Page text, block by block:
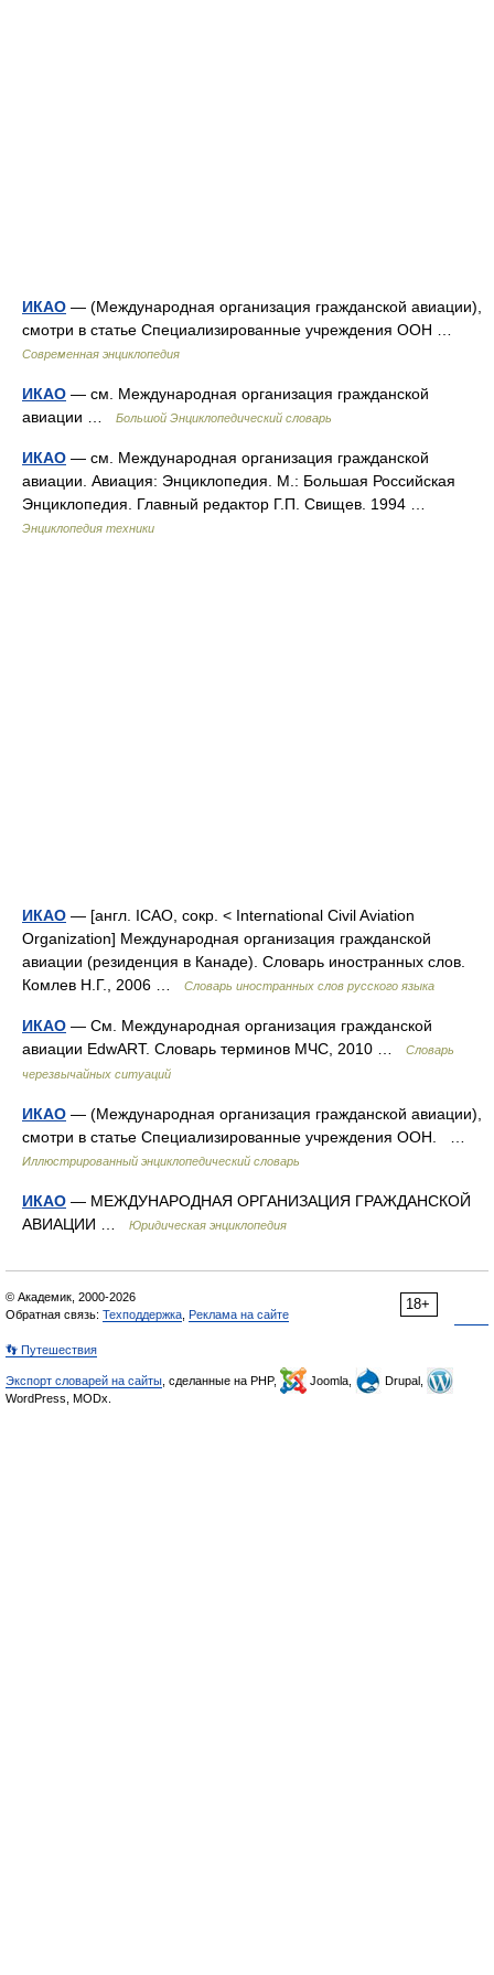
ИКАО — (Международная организация гражданской авиации),
смотри в статье Специализированные учреждения ООН …
Современная энциклопедия
ИКАО — см. Международная организация гражданской
авиации …
Большой Энциклопедический словарь
ИКАО — см. Международная организация гражданской
авиации. Авиация: Энциклопедия. М.: Большая Российская
Энциклопедия. Главный редактор Г.П. Свищев. 1994 …
Энциклопедия техники
ИКАО — [англ. ICAO, сокр. < International Civil Aviation
Organization] Международная организация гражданской
авиации (резиденция в Канаде). Словарь иностранных слов.
Комлев Н.Г., 2006 …
Словарь иностранных слов русского языка
ИКАО — См. Международная организация гражданской
авиации EdwART. Словарь терминов МЧС, 2010 …
Словарь
черезвычайных ситуаций
ИКАО — (Международная организация гражданской авиации),
смотри в статье Специализированные учреждения ООН. …
Иллюстрированный энциклопедический словарь
ИКАО — МЕЖДУНАРОДНАЯ ОРГАНИЗАЦИЯ ГРАЖДАНСКОЙ
АВИАЦИИ …
Юридическая энциклопедия
18+
© Академик, 2000-2026
Обратная связь: Техподдержка Реклама на сайте
👣 Путешествия
Экспорт словарей на сайты , сделанные на PHP, Joomla,
Drupal,
WordPress, MODx.